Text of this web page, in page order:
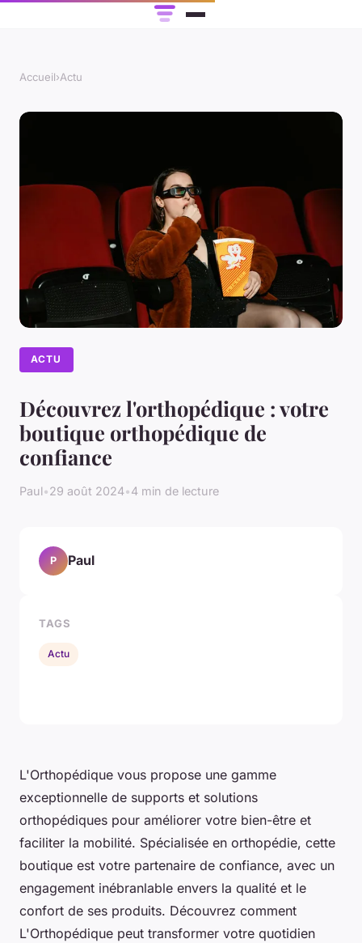
Accueil›Actu
ACTU
Découvrez l'orthopédique : votre
boutique orthopédique de
confiance
Paul•29 août 2024•4 min de lecture
L'Orthopédique vous propose une gamme
exceptionnelle de supports et solutions
orthopédiques pour améliorer votre bien-être et
faciliter la mobilité. Spécialisée en orthopédie, cette
boutique est votre partenaire de confiance, avec un
engagement inébranlable envers la qualité et le
confort de ses produits. Découvrez comment
L'Orthopédique peut transformer votre quotidien
P Paul
TAGS
Actu